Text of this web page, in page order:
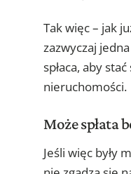
Tak więc – jak
zazwyczaj
spłaca, aby
nieruchomości.
Może spłata
Jeśli więc były